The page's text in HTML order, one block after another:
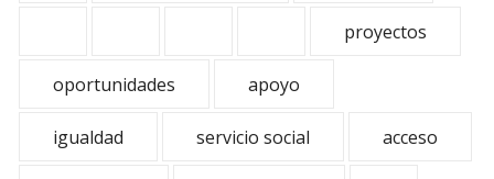
proyectos
oportunidades apoyo
igualdad servicio social acceso